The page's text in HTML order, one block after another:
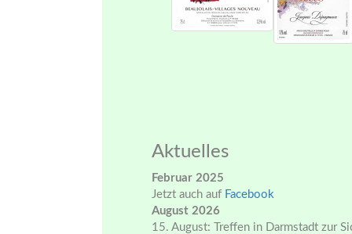
Aktuelles
Februar 2025
Jetzt auch auf Facebook
August 2026
15. August: Treffen in Darmstadt zur